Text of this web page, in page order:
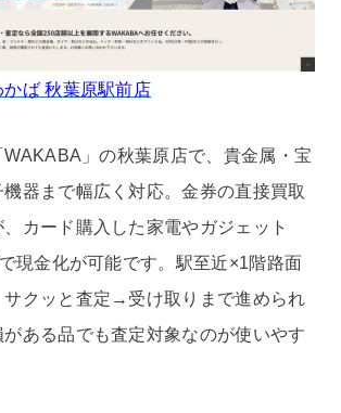
かば 秋葉原駅前店
」の秋葉原店で、貴金属・宝
器まで幅広く対応。金券の直接買取
カード購入した家電やガジェット
現金化が可能です。駅至近×1階路面
サクッと査定→受け取りまで進められ
がある品でも査定対象なのが使いやす